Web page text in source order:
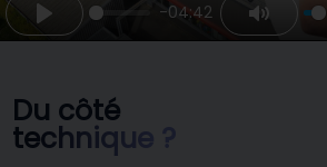
Play
-04:42
Mute
Du côté
technique ?